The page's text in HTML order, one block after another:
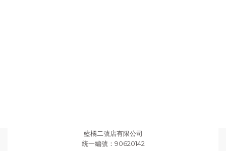
藍橘二號店有限公司
統一編號：90620142